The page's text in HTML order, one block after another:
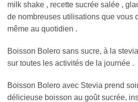
milk shake , recette sucrée salée ,
de nombreuses utilisations que vous
même au quotidien .
Boisson Bolero sans sucre, à la
sur toutes les activités de la journée .
Boisson Bolero avec Stevia prend
délicieuse boisson au goût sucrée,